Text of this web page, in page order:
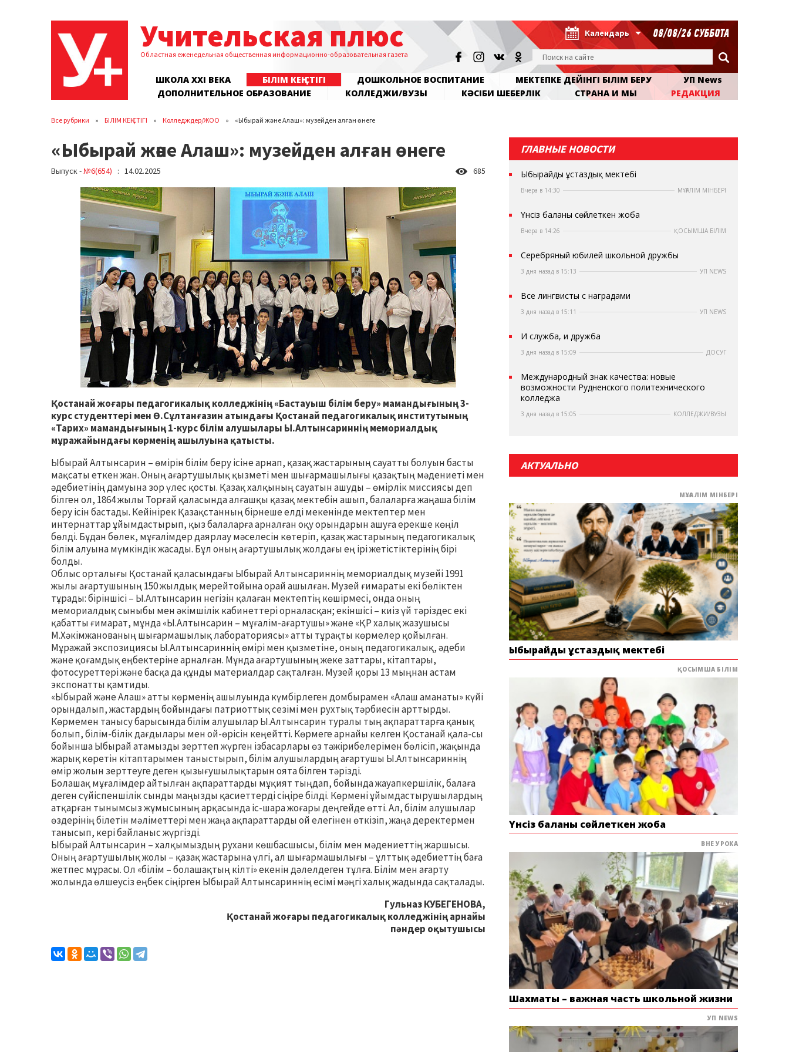
Учительская плюс
Областная еженедельная общественная информационно-образовательная газета
Календарь 08/08/26 СУББОТА
ШКОЛА XXI ВЕКА БІЛІМ КЕҢІСТІГІ ДОШКОЛЬНОЕ ВОСПИТАНИЕ МЕКТЕПКЕ ДЕЙІНГІ БІЛІМ БЕРУ
УП News
ДОПОЛНИТЕЛЬНОЕ ОБРАЗОВАНИЕ
КОЛЛЕДЖИ/ВУЗЫ КӘСІБИ ШЕБЕРЛІК СТРАНА И МЫ РЕДАКЦИЯ
Все рубрики БІЛІМ КЕҢІСТІГІ Колледждер/ЖОО «Ыбырай және Алаш»: музейден алған өнеге
«Ыбырай және Алаш»: музейден алған өнеге
Выпуск -№6(654) : 14.02.2025 685
Қостанай жоғары педагогикалық колледжінің «Бастауыш білім беру» мамандығының 3-
курс студенттері мен Ө.Сұлтанғазин атындағы Қостанай педагогикалық институтының
«Тарих» мамандығының 1-курс білім алушылары Ы.Алтынсариннің мемориалдық
мұражайындағы көрменің ашылуына қатысты.
Ыбырай Алтынсарин – өмірін білім беру ісіне арнап, қазақ жастарының сауатты болуын басты
мақсаты еткен жан. Оның ағартушылық қызметі мен шығармашылығы қазақтың мәдениеті мен
әдебиетінің дамуына зор үлес қосты. Қазақ халқының сауатын ашуды – өмірлік миссиясы деп
білген ол, 1864 жылы Торғай қаласында алғашқы қазақ мектебін ашып, балаларға жаңаша білім
беру ісін бастады. Кейінірек Қазақстанның бірнеше елді мекенінде мектептер мен
интернаттар ұйымдастырып, қыз балаларға арналған оқу орындарын ашуға ерекше көңіл
бөлді. Бұдан бөлек, мұғалімдер даярлау мәселесін көтеріп, қазақ жастарының педагогикалық
білім алуына мүмкіндік жасады. Бұл оның ағартушылық жолдағы ең ірі жетістіктерінің бірі
болды.
Облыс орталығы Қостанай қаласындағы Ыбырай Алтынсариннің мемориалдық музейі 1991
жылы ағартушының 150 жылдық мерейтойына орай ашылған. Музей ғимараты екі бөліктен
тұрады: біріншісі – Ы.Алтынсарин негізін қалаған мектептің көшірмесі, онда оның
мемориалдық сыныбы мен әкімшілік кабинеттері орналасқан; екіншісі – киіз үй тәріздес екі
қабатты ғимарат, мұнда «Ы.Алтынсарин – мұғалім-ағартушы» және «ҚР халық жазушысы
М.Хәкімжанованың шығармашылық лабораториясы» атты тұрақты көрмелер қойылған.
Мұражай экспозициясы Ы.Алтынсариннің өмірі мен қызметіне, оның педагогикалық, әдеби
және қоғамдық еңбектеріне арналған. Мұнда ағартушының жеке заттары, кітаптары,
фотосуреттері және басқа да құнды материалдар сақталған. Музей қоры 13 мыңнан астам
экспонатты қамтиды.
«Ыбырай және Алаш» атты көрменің ашылуында күмбірлеген домбырамен «Алаш аманаты» күйі
орындалып, жастардың бойындағы патриоттық сезімі мен рухтық тәрбиесін арттырды.
Көрмемен танысу барысында білім алушылар Ы.Алтынсарин туралы тың ақпараттарға қанық
болып, білім-білік дағдылары мен ой-өрісін кеңейтті. Көрмеге арнайы келген Қостанай қала-сы
бойынша Ыбырай атамызды зерттеп жүрген ізбасарлары өз тәжірибелерімен бөлісіп, жақында
жарық көретін кітаптарымен таныстырып, білім алушылардың ағартушы Ы.Алтынсариннің
өмір жолын зерттеуге деген қызығушылықтарын оята білген тәрізді.
Болашақ мұғалімдер айтылған ақпараттарды мұқият тыңдап, бойында жауапкершілік, балаға
деген сүйіспеншілік сынды маңызды қасиеттерді сіңіре білді. Көрмені ұйымдастырушылардың
атқарған тынымсыз жұмысының арқасында іс-шара жоғары деңгейде өтті. Ал, білім алушылар
өздерінің білетін мәліметтері мен жаңа ақпараттарды ой елегінен өткізіп, жаңа деректермен
танысып, кері байланыс жүргізді.
Ыбырай Алтынсарин – халқымыздың рухани көшбасшысы, білім мен мәдениеттің жаршысы.
Оның ағартушылық жолы – қазақ жастарына үлгі, ал шығармашылығы – ұлттық әдебиеттің баға
жетпес мұрасы. Ол «білім – болашақтың кілті» екенін дәлелдеген тұлға. Білім мен ағарту
жолында өлшеусіз еңбек сіңірген Ыбырай Алтынсариннің есімі мәңгі халық жадында сақталады.
Гульназ КУБЕГЕНОВА,
Қостанай жоғары педагогикалық колледжінің арнайы
пәндер оқытушысы
ГЛАВНЫЕ НОВОСТИ
Ыбырайдың ұстаздық мектебі
Вчера в 14:30 МҰҒАЛІМ МІНБЕРІ
Үнсіз баланы сөйлеткен жоба
Вчера в 14:26 ҚОСЫМША БІЛІМ
Серебряный юбилей школьной дружбы
3 дня назад в 15:13 УП NEWS
Все лингвисты с наградами
3 дня назад в 15:11 УП NEWS
И служба, и дружба
3 дня назад в 15:09 ДОСУГ
Международный знак качества: новые
возможности Рудненского политехнического
колледжа
3 дня назад в 15:05 КОЛЛЕДЖИ/ВУЗЫ
АКТУАЛЬНО
МҰҒАЛІМ МІНБЕРІ
Ыбырайдың ұстаздық мектебі
ҚОСЫМША БІЛІМ
Үнсіз баланы сөйлеткен жоба
ВНЕ УРОКА
Шахматы – важная часть школьной жизни
УП NEWS